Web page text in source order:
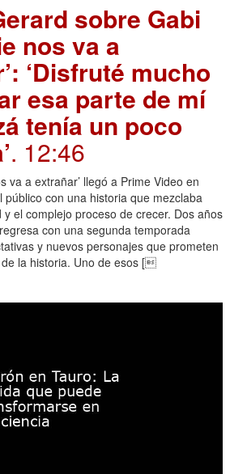
sobre Gabi
nos va a
‘Disfruté mucho
esa parte de mí
tenía un poco
. 12:46
va a extrañar’ llegó a Prime Video en
público con una historia que mezclaba
y el complejo proceso de crecer. Dos años
con una segunda temporada
y nuevos personajes que prometen
la historia. Uno de esos [